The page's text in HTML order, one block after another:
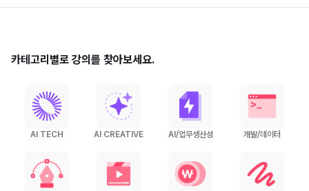
카테고리별로 강의를 찾아보세요.
AI TECH AI CREATIVE AI/업무생산성 개발/데이터